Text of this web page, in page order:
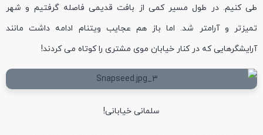
طی کنیم. در طول مسیر کمی از بافت قدیمی فاصله گرفتیم و شهر
تمیزتر و آرامتر شد. اما باز هم عجایب ویتنام ادامه داشت مانند
آرایشگرهایی که در کنار خیابان موی مشتری را کوتاه می کردند!
سلمانی خیابانی!